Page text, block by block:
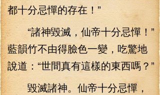
都十分忌憚的存在！”
“諸神毀滅，仙帝十分忌憚！”
藍韻竹不由得臉色一變，吃驚地
說道：“世間真有這樣的東西嗎？”
毀滅諸神。仙帝十分忌憚，